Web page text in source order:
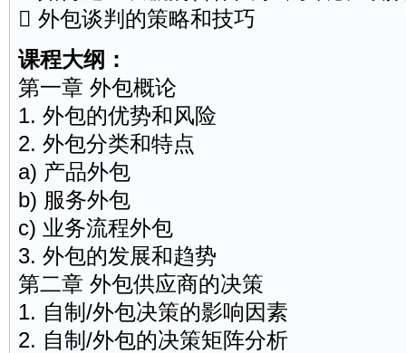
 外包谈判的策略和技巧
课程大纲：
第一章 外包概论
1. 外包的优势和风险
2. 外包分类和特点
a) 产品外包
b) 服务外包
c) 业务流程外包
3. 外包的发展和趋势
第二章 外包供应商的决策
1. 自制/外包决策的影响因素
2. 自制/外包的决策矩阵分析